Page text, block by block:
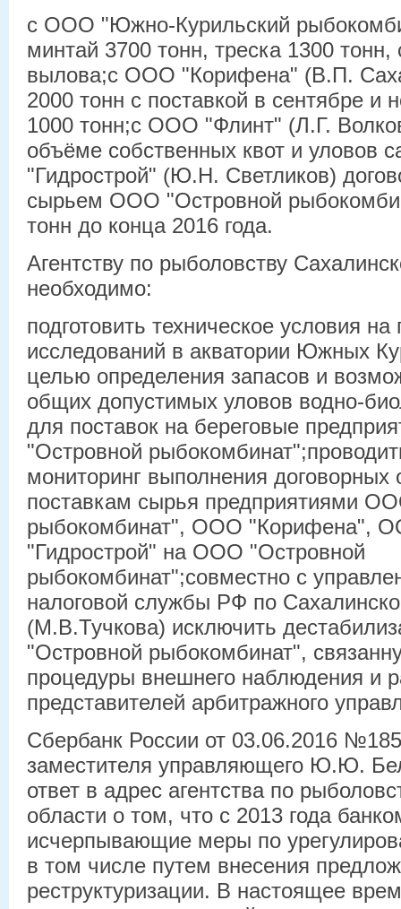
с ООО "Южно-Курильский
минтай 3700 тонн, треска 1300
вылова;с ООО "Корифена" (В.П.
2000 тонн с поставкой в сентябре и
1000 тонн;с ООО "Флинт" (Л.Г.
объёме собственных квот и уловов
"Гидрострой" (Ю.Н. Светликов)
сырьем ООО "Островной
тонн до конца 2016 года.
Агентству по рыболовству
необходимо:
подготовить техническое условия
исследований в акватории Южных
целью определения запасов и
общих допустимых уловов водно-
для поставок на береговые
"Островной
мониторинг выполнения договорных
поставкам сырья предприятиями
рыбокомбинат", ООО "Корифена",
"Гидрострой" на ООО "Островной
рыбокомбинат";совместно с
налоговой службы РФ по
(М.В.Тучкова) исключить
"Островной рыбокомбинат",
процедуры внешнего наблюдения и
представителей арбитражного
Сбербанк России от 03.06.2016
заместителя управляющего Ю.Ю.
ответ в адрес агентства по
области о том, что с 2013 года
исчерпывающие меры по
в том числе путем внесения
реструктуризации. В настоящее